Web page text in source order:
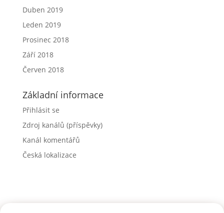
Duben 2019
Leden 2019
Prosinec 2018
Září 2018
Červen 2018
Základní informace
Přihlásit se
Zdroj kanálů (příspěvky)
Kanál komentářů
Česká lokalizace